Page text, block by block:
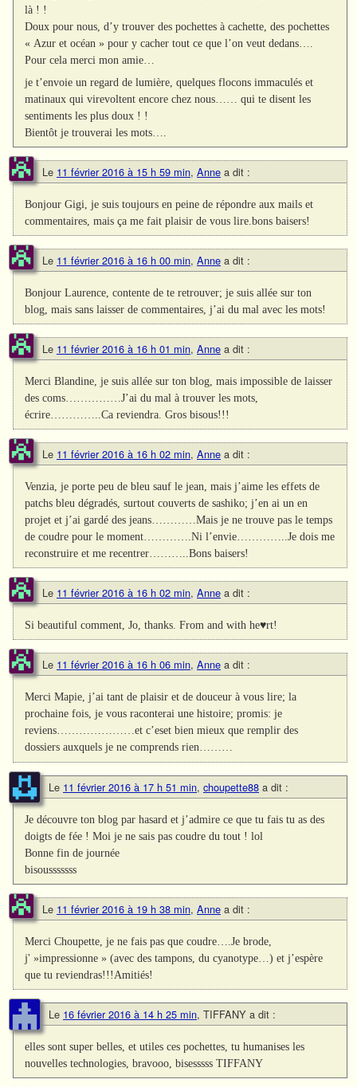
là ! !
Doux pour nous, d’y trouver des pochettes à cachette, des pochettes
« Azur et océan » pour y cacher tout ce que l’on veut dedans….
Pour cela merci mon amie…
je t’envoie un regard de lumière, quelques flocons immaculés et
matinaux qui virevoltent encore chez nous…… qui te disent les
sentiments les plus doux ! !
Bientôt je trouverai les mots….
Le 11 février 2016 à 15 h 59 min, Anne a dit :
Bonjour Gigi, je suis toujours en peine de répondre aux mails et
commentaires, mais ça me fait plaisir de vous lire.bons baisers!
Le 11 février 2016 à 16 h 00 min, Anne a dit :
Bonjour Laurence, contente de te retrouver; je suis allée sur ton
blog, mais sans laisser de commentaires, j’ai du mal avec les mots!
Le 11 février 2016 à 16 h 01 min, Anne a dit :
Merci Blandine, je suis allée sur ton blog, mais impossible de laisser
des coms……………J’ai du mal à trouver les mots,
écrire…………..Ca reviendra. Gros bisous!!!
Le 11 février 2016 à 16 h 02 min, Anne a dit :
Venzia, je porte peu de bleu sauf le jean, mais j’aime les effets de
patchs bleu dégradés, surtout couverts de sashiko; j’en ai un en
projet et j’ai gardé des jeans…………Mais je ne trouve pas le temps
de coudre pour le moment………….Ni l’envie…………..Je dois me
reconstruire et me recentrer………..Bons baisers!
Le 11 février 2016 à 16 h 02 min, Anne a dit :
Si beautiful comment, Jo, thanks. From and with he♥rt!
Le 11 février 2016 à 16 h 06 min, Anne a dit :
Merci Mapie, j’ai tant de plaisir et de douceur à vous lire; la
prochaine fois, je vous raconterai une histoire; promis: je
reviens…………………et c’eset bien mieux que remplir des
dossiers auxquels je ne comprends rien………
Le 11 février 2016 à 17 h 51 min, choupette88 a dit :
Je découvre ton blog par hasard et j’admire ce que tu fais tu as des
doigts de fée ! Moi je ne sais pas coudre du tout ! lol
Bonne fin de journée
bisousssssss
Le 11 février 2016 à 19 h 38 min, Anne a dit :
Merci Choupette, je ne fais pas que coudre….Je brode,
j' »impressionne » (avec des tampons, du cyanotype…) et j’espère
que tu reviendras!!!Amitiés!
Le 16 février 2016 à 14 h 25 min, TIFFANY a dit :
elles sont super belles, et utiles ces pochettes, tu humanises les
nouvelles technologies, bravooo, bisesssss TIFFANY